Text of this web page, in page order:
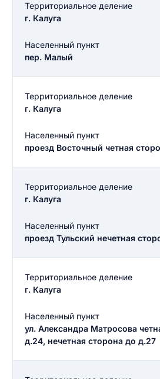
Территориальное деление
г. Калуга
Населенный пункт
пер. Малый
Территориальное деление
г. Калуга
Населенный пункт
проезд Восточный четная
Территориальное деление
г. Калуга
Населенный пункт
проезд Тульский нечетная
Территориальное деление
г. Калуга
Населенный пункт
ул. Александра Матросова
д.24, нечетная сторона до д.27
Введите свое имя
Введите свой e-mail
Введите свое имя